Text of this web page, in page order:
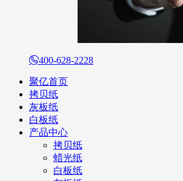
400-628-2228
聚亿首页
拷贝纸
灰板纸
白板纸
产品中心
拷贝纸
蜡光纸
白板纸